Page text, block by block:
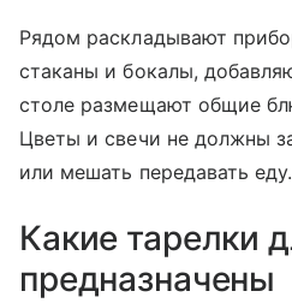
Рядом раскладывают
стаканы и бокалы,
столе размещают общие
Цветы и свечи не должны
или мешать передавать еду.
Какие тарелки
предназначены